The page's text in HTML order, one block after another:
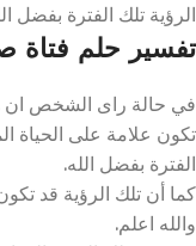
الرؤية تلك الفترة بفضل
تفسير حلم فتاة
في حالة راى الشخص ان
تكون علامة على الحياة
الفترة بفضل الله.
كما أن تلك الرؤية قد
والله اعلم.